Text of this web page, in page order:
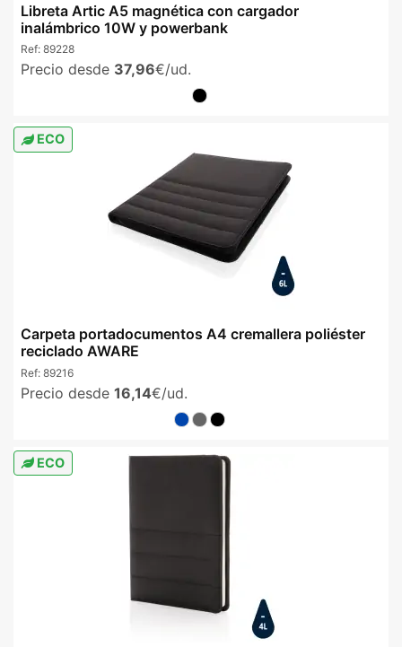
Libreta Artic A5 magnética con cargador
inalámbrico 10W y powerbank
Ref: 89228
Precio desde 37,96€/ud.
ECO
Carpeta portadocumentos A4 cremallera poliéster
reciclado AWARE
Ref: 89216
Precio desde 16,14€/ud.
ECO